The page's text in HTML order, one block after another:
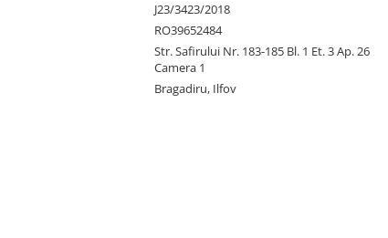
J23/3423/2018
RO39652484
Str. Safirului Nr. 183-185 Bl. 1 Et. 3 Ap. 26
Camera 1
Bragadiru, Ilfov